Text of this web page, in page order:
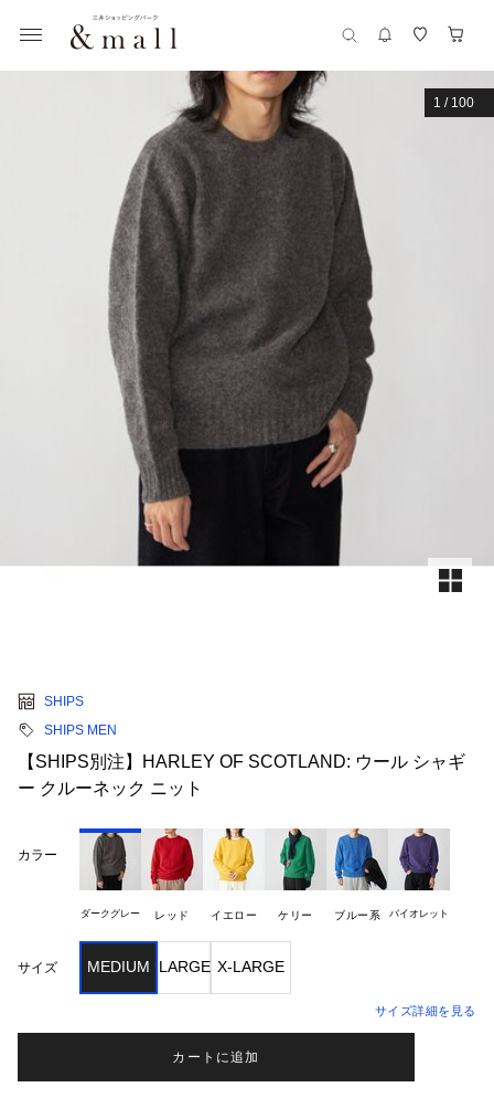
1 / 100
SHIPS
SHIPS MEN
【SHIPS別注】HARLEY OF SCOTLAND: ウール シャギ
ー クルーネック ニット
カラー
ダークグレー レッド イエロー ケリー ブルー系 バイオレット
サイズ MEDIUM LARGE X-LARGE
サイズ詳細を見る
カートに追加